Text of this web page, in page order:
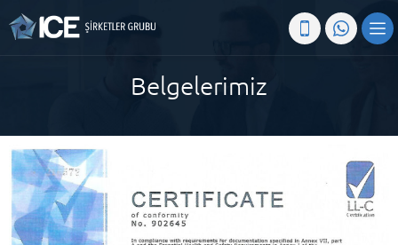
Belgelerimiz